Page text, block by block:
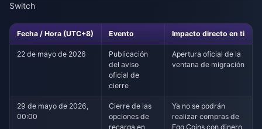
Switch
Fecha / Hora (UTC+8) Evento Impacto directo en ti
22 de mayo de 2026
Publicación
del aviso
oficial de
cierre
Apertura oficial de la
ventana de migración
29 de mayo de 2026,
00:00
Cierre de las
opciones de
recarga en
Ya no se podrán
realizar compras de
Egg Coins con dinero